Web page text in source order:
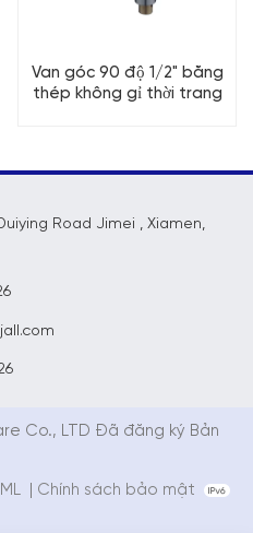
Van góc 90 độ 1/2" bằng
thép không gỉ thời trang
Road Jimei , Xiamen,
Co., LTD Đã đăng ký Bản
Chính sách bảo mật